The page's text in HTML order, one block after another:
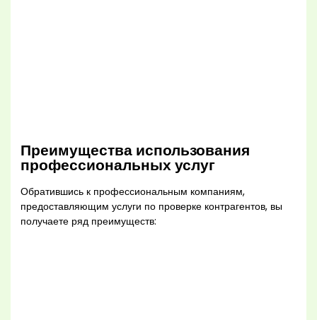
Преимущества использования
профессиональных услуг
Обратившись к профессиональным компаниям,
предоставляющим услуги по проверке контрагентов, вы
получаете ряд преимуществ: